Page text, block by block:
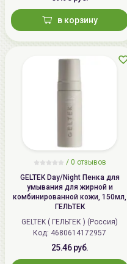
в корзину
/ 0 отзывов
GELTEK Day/Night Пенка для
умывания для жирной и
комбинированной кожи, 150мл,
ГЕЛЬТЕК
GELTEK ( ГЕЛЬТЕК ) (Россия)
Код: 4680614172957
25.46 руб.